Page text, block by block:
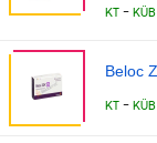
KT - KÜB
Beloc
KT - KÜB